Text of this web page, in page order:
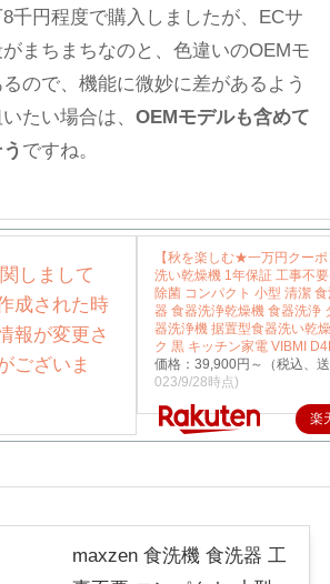
千円程度で購入しましたが、ECサ
まちまちなのと、色違いのOEMモ
ので、機能に微妙に差があるよう
たい場合は、 OEMモデルも含めて
ですね。
【秋を楽しむ★一万円クー
洗い乾燥機 1年保証 工事不
除菌 コンパクト 小型 清潔
器 食器洗浄乾燥機 食器洗浄
器洗浄機 据置型食器洗い乾
ク 黒 キッチン家電 VIBMI
価格：39,900円～（税込、
023/9/28時点)
楽
maxzen 食洗機 食洗器 工